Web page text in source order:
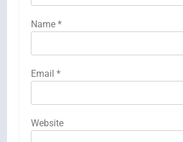
Name *
Email *
Website